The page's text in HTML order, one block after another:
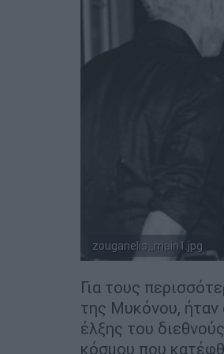
zouganelis_main1.jpg
Για τους
της Μυκόνου, ήταν
έλξης του
κόσμου που